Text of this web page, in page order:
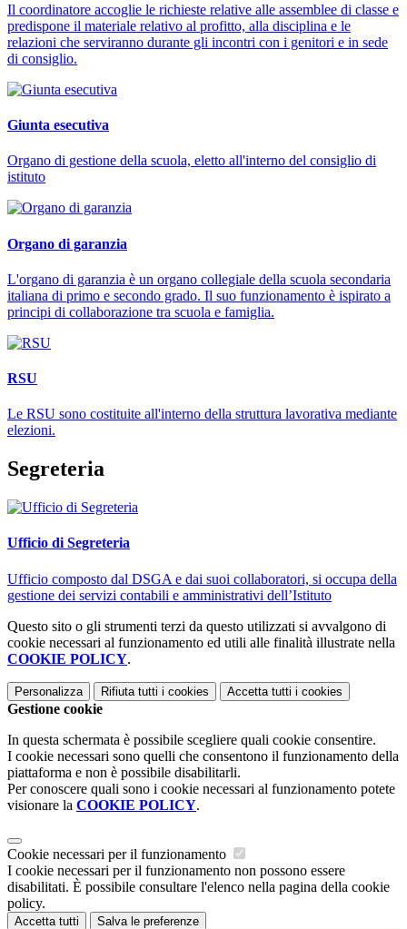
Il coordinatore accoglie le richieste relative alle assemblee di classe e
predispone il materiale relativo al profitto, alla disciplina e le
relazioni che serviranno durante gli incontri con i genitori e in sede
di consiglio.
Giunta esecutiva
Organo di gestione della scuola, eletto all'interno del consiglio di
istituto
Organo di garanzia
L'organo di garanzia è un organo collegiale della scuola secondaria
italiana di primo e secondo grado. Il suo funzionamento è ispirato a
principi di collaborazione tra scuola e famiglia.
RSU
Le RSU sono costituite all'interno della struttura lavorativa mediante
elezioni.
Segreteria
Ufficio di Segreteria
Ufficio composto dal DSGA e dai suoi collaboratori, si occupa della
gestione dei servizi contabili e amministrativi dell’Istituto
Questo sito o gli strumenti terzi da questo utilizzati si avvalgono di
cookie necessari al funzionamento ed utili alle finalità illustrate nella
COOKIE POLICY.
Personalizza Rifiuta tutti i cookies Accetta tutti i cookies
Gestione cookie
In questa schermata è possibile scegliere quali cookie consentire.
I cookie necessari sono quelli che consentono il funzionamento della
piattaforma e non è possibile disabilitarli.
Per conoscere quali sono i cookie necessari al funzionamento potete
visionare la COOKIE POLICY.
Cookie necessari per il funzionamento
I cookie necessari per il funzionamento non possono essere
disabilitati. È possibile consultare l'elenco nella pagina della cookie
policy.
Accetta tutti Salva le preferenze